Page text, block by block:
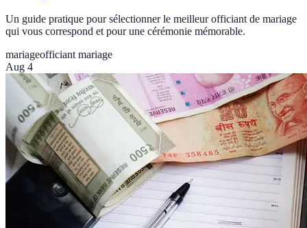
Un guide pratique pour sélectionner le meilleur officiant de mariage
qui vous correspond et pour une cérémonie mémorable.
mariageofficiant mariage
Aug 4